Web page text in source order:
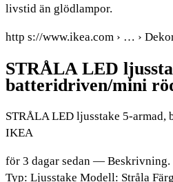
livstid än glödlampor.
http s://www.ikea.com › … ›
STRÅLA LED
batteridriven/mini
STRÅLA LED ljusstake 5-
IKEA
för 3 dagar sedan —
Typ: Ljusstake Modell: Stråla